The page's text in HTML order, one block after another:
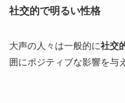
社交的で明るい性格
大声の人々は一般的に社交
囲にポジティブな影響を与